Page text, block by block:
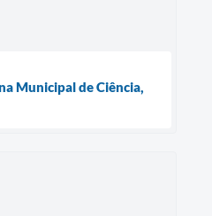
Municipal de Ciência,